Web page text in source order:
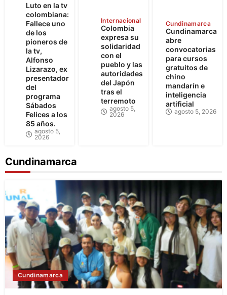
Luto en la tv
colombiana:
Fallece uno
de los
pioneros de
la tv,
Alfonso
Lizarazo, ex
presentador
del
programa
Sábados
Felices a los
85 años.
agosto 5,
2026
Internacional
Colombia
expresa su
solidaridad
con el
pueblo y las
autoridades
del Japón
tras el
terremoto
agosto 5,
2026
Cundinamarca
Cundinamarca
abre
convocatorias
para cursos
gratuitos de
chino
mandarín e
inteligencia
artificial
agosto 5, 2026
Cundinamarca
Cundinamarca